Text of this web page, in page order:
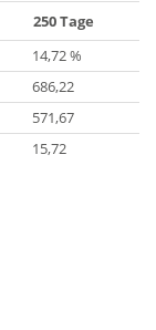
250 Tage
14,72 %
686,22
571,67
15,72